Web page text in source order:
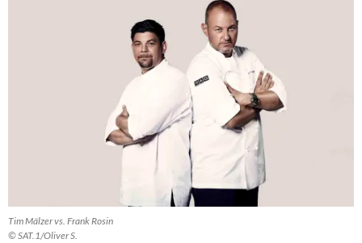
Tim Mälzer vs. Frank Rosin
© SAT.1/Oliver S.